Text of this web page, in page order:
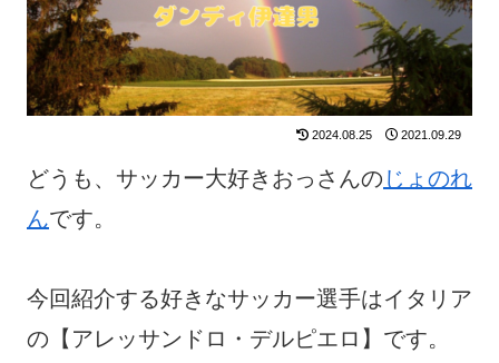
2024.08.25 2021.09.29
どうも、サッカー大好きおっさんの じょのれ
んです。
今回紹介する好きなサッカー選手はイタリア
の【アレッサンドロ・デルピエロ】です。